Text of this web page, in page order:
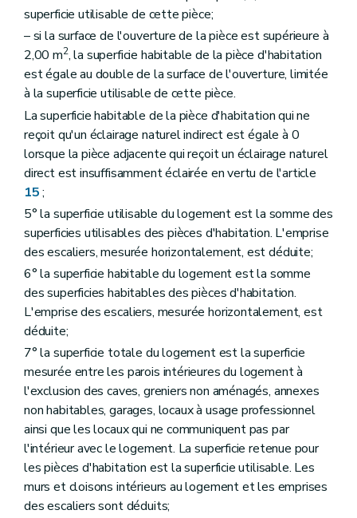
superficie utilisable de cette pièce;
– si la surface de l'ouverture de la pièce est supérieure à
2,00 m2, la superficie habitable de la pièce d'habitation
est égale au double de la surface de l'ouverture, limitée
à la superficie utilisable de cette pièce.
La superficie habitable de la pièce d'habitation qui ne
reçoit qu'un éclairage naturel indirect est égale à 0
lorsque la pièce adjacente qui reçoit un éclairage naturel
direct est insuffisamment éclairée en vertu de l'article
15;
5° la superficie utilisable du logement est la somme des
superficies utilisables des pièces d'habitation. L'emprise
des escaliers, mesurée horizontalement, est déduite;
6° la superficie habitable du logement est la somme
des superficies habitables des pièces d'habitation.
L'emprise des escaliers, mesurée horizontalement, est
déduite;
7° la superficie totale du logement est la superficie
mesurée entre les parois intérieures du logement à
l'exclusion des caves, greniers non aménagés, annexes
non habitables, garages, locaux à usage professionnel
ainsi que les locaux qui ne communiquent pas par
l'intérieur avec le logement. La superficie retenue pour
les pièces d'habitation est la superficie utilisable. Les
murs et cloisons intérieurs au logement et les emprises
des escaliers sont déduits;